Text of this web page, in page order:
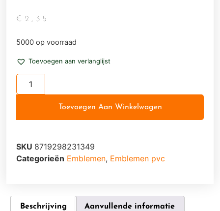
€ 2,35
5000 op voorraad
Toevoegen aan verlanglijst
Toevoegen Aan Winkelwagen
SKU 8719298231349
Categorieën Emblemen, Emblemen pvc
Beschrijving Aanvullende informatie